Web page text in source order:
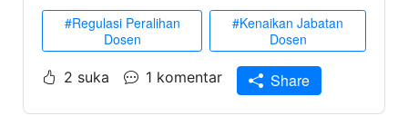
#Regulasi Peralihan
Dosen
#Kenaikan Jabatan
Dosen
2 suka 1 komentar Share